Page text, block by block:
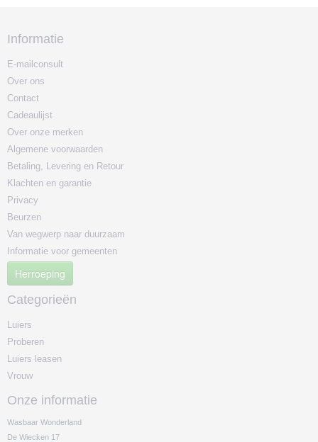
Informatie
E-mailconsult
Over ons
Contact
Cadeaulijst
Over onze merken
Algemene voorwaarden
Betaling, Levering en Retour
Klachten en garantie
Privacy
Beurzen
Van wegwerp naar duurzaam
Informatie voor gemeenten
Herroeping
Categorieën
Luiers
Proberen
Luiers leasen
Vrouw
Onze informatie
Wasbaar Wonderland
De Wiecken 17